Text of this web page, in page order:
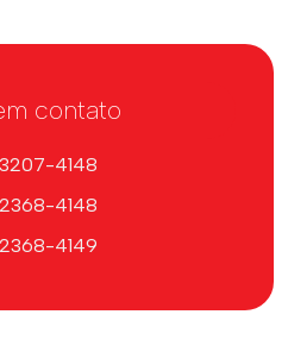
contato
3207-4148
2368-4148
2368-4149